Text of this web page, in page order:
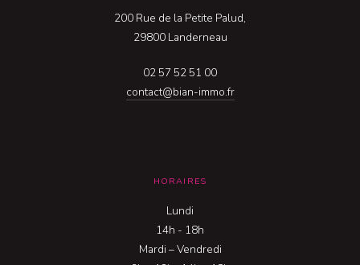
200 Rue de la Petite Palud,
29800 Landerneau
02 57 52 51 00
contact@bian-immo.fr
HORAIRES
Lundi
14h - 18h
Mardi – Vendredi